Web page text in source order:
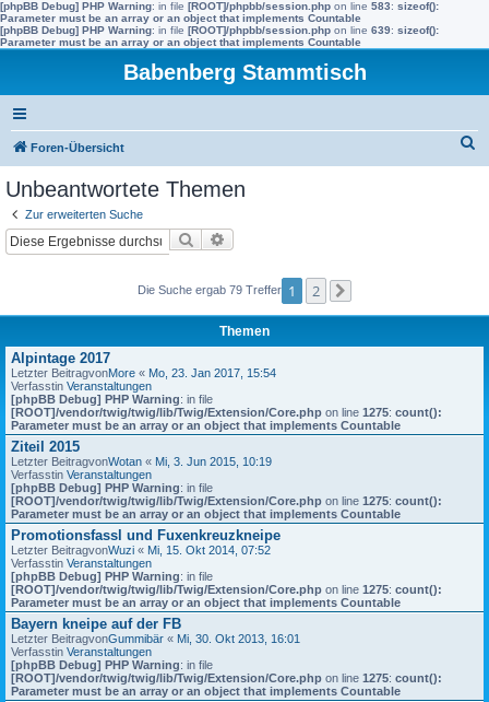
[phpBB Debug] PHP Warning: in file [ROOT]/phpbb/session.php on line 583: sizeof():
Parameter must be an array or an object that implements Countable
[phpBB Debug] PHP Warning: in file [ROOT]/phpbb/session.php on line 639: sizeof():
Parameter must be an array or an object that implements Countable
Babenberg Stammtisch
Foren-Übersicht
Unbeantwortete Themen
Zur erweiterten Suche
Suche
Die Suche ergab 79 Treffer 1 2
Themen
Alpintage 2017
Letzter BeitragvonMore « Mo, 23. Jan 2017, 15:54
Verfasstin Veranstaltungen
[phpBB Debug] PHP Warning: in file
[ROOT]/vendor/twig/twig/lib/Twig/Extension/Core.php on line 1275: count():
Parameter must be an array or an object that implements Countable
Ziteil 2015
Letzter BeitragvonWotan « Mi, 3. Jun 2015, 10:19
Verfasstin Veranstaltungen
[phpBB Debug] PHP Warning: in file
[ROOT]/vendor/twig/twig/lib/Twig/Extension/Core.php on line 1275: count():
Parameter must be an array or an object that implements Countable
Promotionsfassl und Fuxenkreuzkneipe
Letzter BeitragvonWuzi « Mi, 15. Okt 2014, 07:52
Verfasstin Veranstaltungen
[phpBB Debug] PHP Warning: in file
[ROOT]/vendor/twig/twig/lib/Twig/Extension/Core.php on line 1275: count():
Parameter must be an array or an object that implements Countable
Bayern kneipe auf der FB
Letzter BeitragvonGummibär « Mi, 30. Okt 2013, 16:01
Verfasstin Veranstaltungen
[phpBB Debug] PHP Warning: in file
[ROOT]/vendor/twig/twig/lib/Twig/Extension/Core.php on line 1275: count():
Parameter must be an array or an object that implements Countable